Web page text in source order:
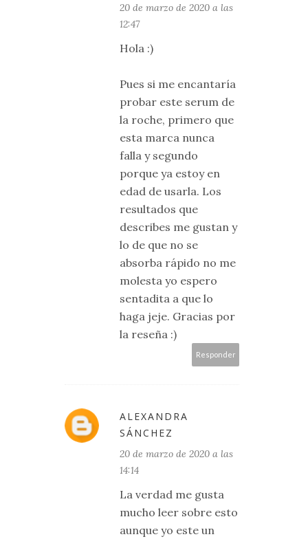
20 de marzo de 2020 a las
12:47
Hola :)
Pues si me encantaría
probar este serum de
la roche, primero que
esta marca nunca
falla y segundo
porque ya estoy en
edad de usarla. Los
resultados que
describes me gustan y
lo de que no se
absorba rápido no me
molesta yo espero
sentadita a que lo
haga jeje. Gracias por
la reseña :)
Responder
ALEXANDRA
SÁNCHEZ
20 de marzo de 2020 a las
14:14
La verdad me gusta
mucho leer sobre esto
aunque yo este un